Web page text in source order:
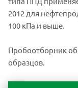
2012 для
100 кПа и выше.
Пробоотборник
образцов.